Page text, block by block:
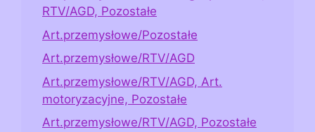
RTV/AGD, Pozostałe
Art.przemysłowe/Pozostałe
Art.przemysłowe/RTV/AGD
Art.przemysłowe/RTV/AGD, Art.
motoryzacyjne, Pozostałe
Art.przemysłowe/RTV/AGD, Pozostałe